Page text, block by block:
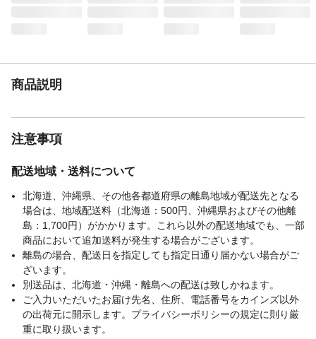
入数
ォーム、アクリル不織布、フッ素樹脂
耐熱／耐冷温度
使用上の注意
●本来の用途以外には使用しないでくださ
いでください。●ザラついた洗面台等には使
用しないでください。●ご使用後は良く洗
い、水気を切って乾かしてください。
生産国
日本
商品説明
注意事項
配送地域・送料について
北海道、沖縄県、その他各都道府県の離島地域が配送先となる
場合は、地域配送料（北海道：500円、沖縄県およびその他離
島：1,700円）がかかります。これら以外の配送地域でも、一部
商品において追加送料が発生する場合がございます。
離島の場合、配送日を指定しても指定日通り届かない場合がご
ざいます。
別送品は、北海道・沖縄・離島への配送は致しかねます。
ご入力いただいたお届け先名、住所、電話番号をカインズ以外
の出荷元に開示します。プライバシーポリシーの規定に則り厳
重に取り扱います。